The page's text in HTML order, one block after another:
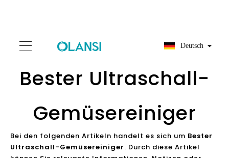
Deutsch
Bester Ultraschall-
Gemüsereiniger
Bei den folgenden Artikeln handelt es sich um Bester
Ultraschall-Gemüsereiniger. Durch diese Artikel